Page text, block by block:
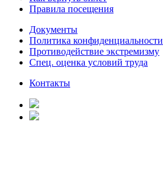
Правила посещения
Документы
Политика конфиденциальности
Противодействие экстремизму
Спец. оценка условий труда
Контакты